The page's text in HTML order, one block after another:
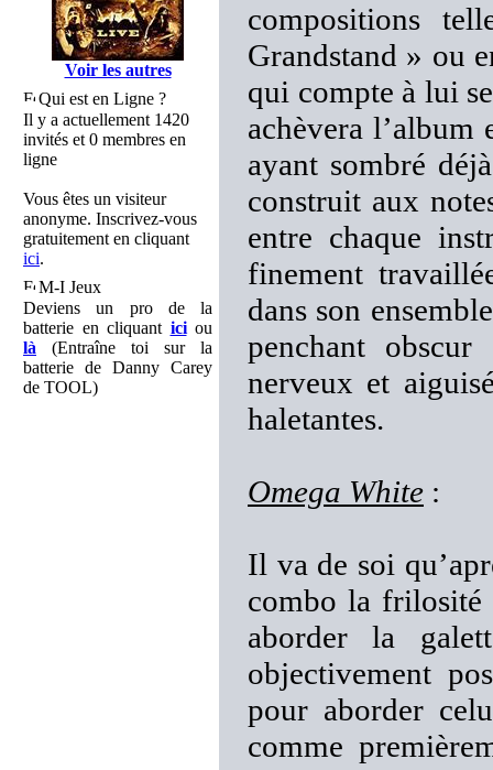
Voir les autres
Qui est en Ligne ?
Il y a actuellement 1420
invités et 0 membres en
ligne
Vous êtes un visiteur
anonyme. Inscrivez-vous
gratuitement en cliquant
ici.
M-I Jeux
Deviens un pro de la
batterie en cliquant iciou
là (Entraîne toi sur la
batterie de Danny Carey
de TOOL)
compositions
Grandstand » ou
qui compte à lui
achèvera l’album
ayant sombré
construit aux
entre chaque
finement
dans son
penchant
nerveux et
haletantes.
Omega White :
Il va de soi
combo la frilosité
aborder la
objectivement
pour aborder
comme